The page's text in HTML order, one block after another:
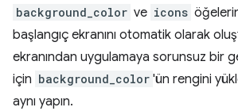
background_color ve icons
başlangıç ekranını otomatik olarak
ekranından uygulamaya sorunsuz bir
için background_color 'ün rengini
aynı yapın.